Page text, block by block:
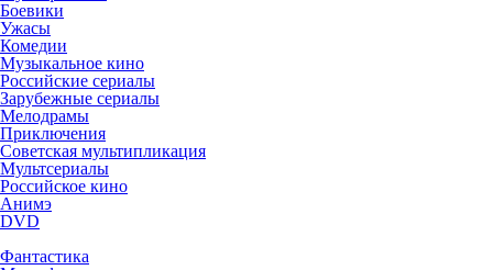
Боевики
Ужасы
Комедии
Музыкальное кино
Российские сериалы
Зарубежные сериалы
Мелодрамы
Приключения
Советская мультипликация
Мультсериалы
Российское кино
Анимэ
DVD
Фантастика